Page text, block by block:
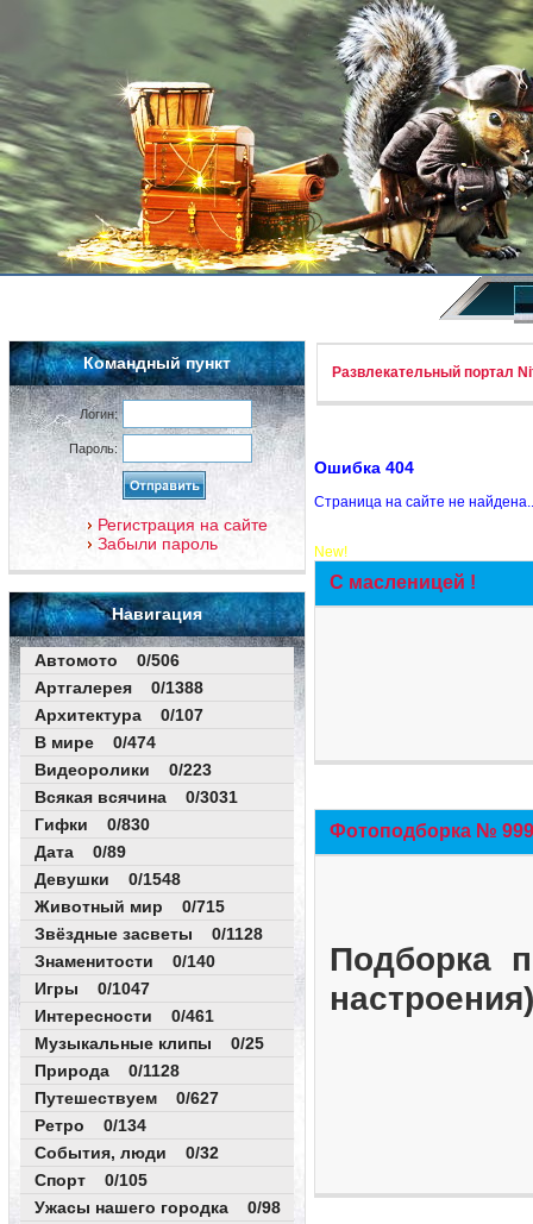
Командный пункт
Логин:
Пароль:
Регистрация на сайте
Забыли пароль
Навигация
Автомото 0/506
Артгалерея 0/1388
Архитектура 0/107
В мире 0/474
Видеоролики 0/223
Всякая всячина 0/3031
Гифки 0/830
Дата 0/89
Девушки 0/1548
Животный мир 0/715
Звёздные засветы 0/1128
Знаменитости 0/140
Игры 0/1047
Интересности 0/461
Музыкальные клипы 0/25
Природа 0/1128
Путешествуем 0/627
Ретро 0/134
События, люди 0/32
Спорт 0/105
Ужасы нашего городка 0/98
Развлекательный портал
Ошибка 404
Страница на сайте не
New!
С масленицей !
Фотоподборка №
Подборка